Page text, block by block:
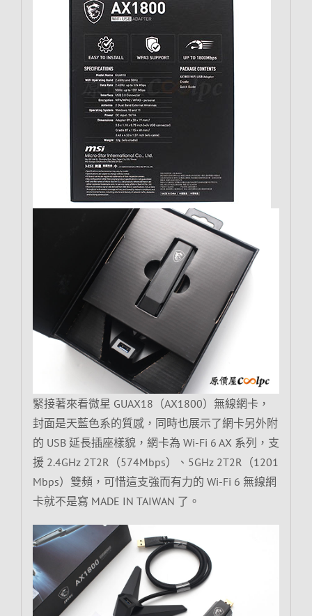
緊接著來看微星 GUAX18（AX1800）無線網卡，
封面是天藍色系的質感，同時也展示了網卡另外附
的 USB 延長插座樣貌，網卡為 Wi-Fi 6 AX 系列，支
援 2.4GHz 2T2R（574Mbps）、5GHz 2T2R（1201
Mbps）雙頻，可惜這支強而有力的 Wi-Fi 6 無線網
卡就不是寫 MADE IN TAIWAN 了。